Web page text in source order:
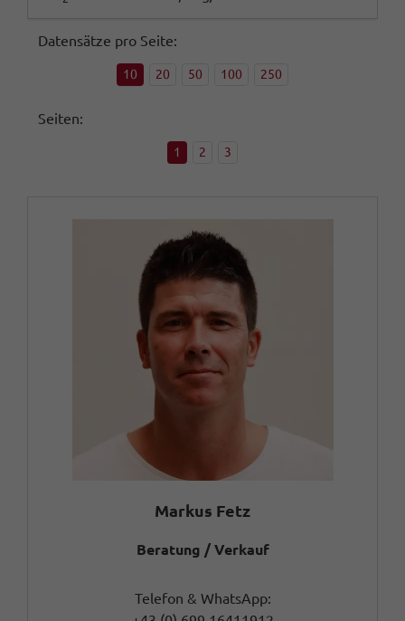
Datensätze pro Seite:
10 20 50 100 250
Seiten:
1 2 3
Markus Fetz
Beratung / Verkauf
Telefon & WhatsApp: